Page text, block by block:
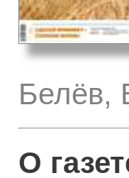
Белёв,
О